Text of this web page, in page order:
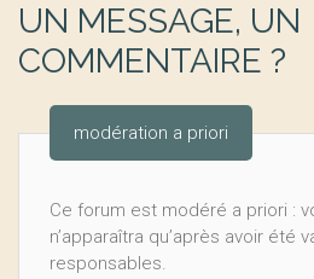
UN MESSAGE, UN
COMMENTAIRE ?
modération a priori
Ce forum est modéré a priori :
n’apparaîtra qu’après avoir été
responsables.